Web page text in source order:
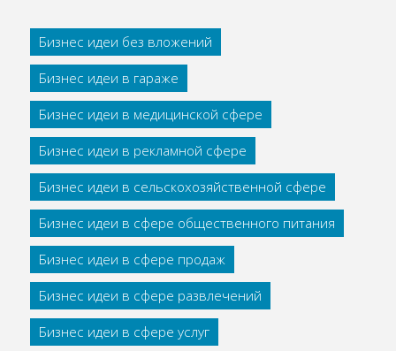
Бизнес идеи без вложений
Бизнес идеи в гараже
Бизнес идеи в медицинской сфере
Бизнес идеи в рекламной сфере
Бизнес идеи в сельскохозяйственной сфере
Бизнес идеи в сфере общественного питания
Бизнес идеи в сфере продаж
Бизнес идеи в сфере развлечений
Бизнес идеи в сфере услуг